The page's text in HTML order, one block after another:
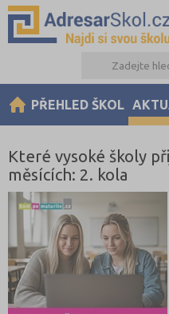
PŘEHLED ŠKOL
Které vysoké školy
měsících: 2. kola